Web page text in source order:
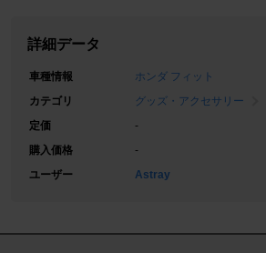
詳細データ
車種情報
ホンダ フィット
カテゴリ
グッズ・アクセサリー
定価
-
購入価格
-
ユーザー
Astray